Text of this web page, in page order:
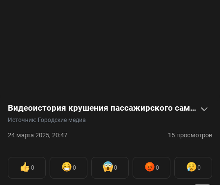
Видеоистория крушения пассажирского самолета — за штурвалом был ребенок
Источник: Городские медиа
24 марта 2025, 20:47 15 просмотров
0 0 0 0 0